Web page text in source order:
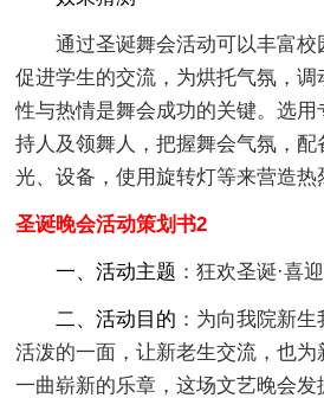
通过圣诞舞会活动可以丰富校
促进学生的交流，为烘托气氛，
性与热情是舞会成功的关键。选
持人及领舞人，把握舞会气氛，
光、设备，使用旋转灯等来营造热
圣诞晚会活动策划书2
一、活动主题 ：狂欢圣诞·喜
二、活动目的 ：为向我院新
活泼的一面，让新老生交流，也
一曲崭新的乐章，这场文艺晚会